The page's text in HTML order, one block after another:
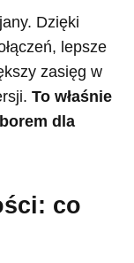
Dzięki
lepsze
zasięg w
To właśnie
dla
co